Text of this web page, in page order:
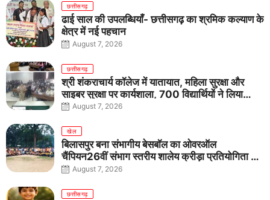
छत्तीसगढ़
ढाई साल की उपलब्धियाँ- छत्तीसगढ़ का श्रमिक कल्याण के
क्षेत्र में नई पहचान
August 7, 2026
छत्तीसगढ़
श्री शंकराचार्य कॉलेज में यातायात, महिला सुरक्षा और
साइबर सुरक्षा पर कार्यशाला, 700 विद्यार्थियों ने लिया
जागरूकता का संकल्प
August 7, 2026
खेल
बिलासपुर बना संभागीय बेसबॉल का ओवरऑल
चैंपियन26वीं संभाग स्तरीय शालेय क्रीड़ा प्रतियोगिता में
तीनों आयु वर्गों में शानदार प्रदर्शन
August 7, 2026
छत्तीसगढ़